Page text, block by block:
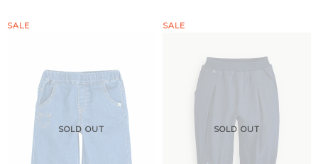
SOLD OUT
SALE
SOLD OUT
SALE